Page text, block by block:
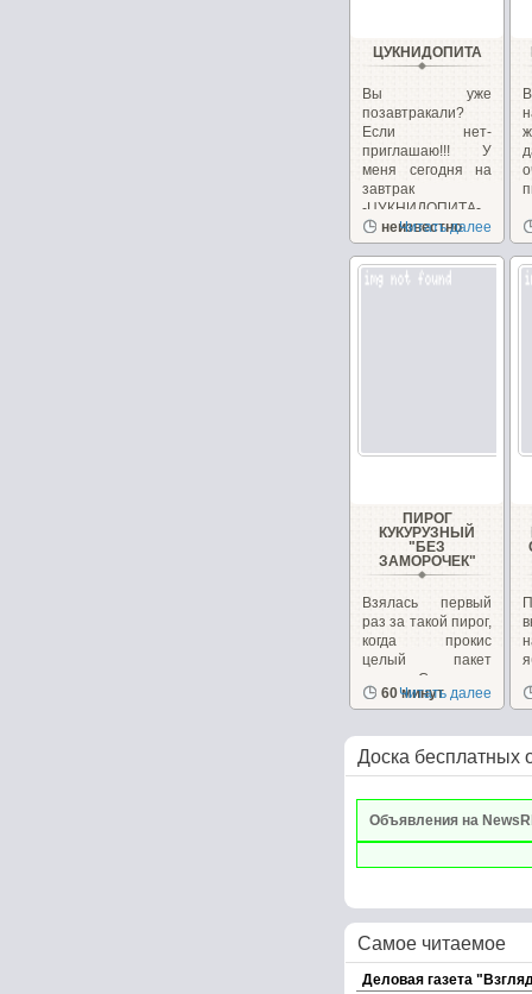
ЦУКНИДОПИТА
Вы уже
позавтракали?
Если нет-
приглашаю!!! У
меня сегодня на
завтрак
-ЦУКНИДОПИТА-...
неизвестно
Читать далее
ПИРОГ
КУКУРУЗНЫЙ
"БЕЗ
ЗАМОРОЧЕК"
Взялась первый
раз за такой пирог,
когда прокис
целый пакет
молока. Стояло в...
60 минут
Читать далее
Доска бесплатных
Объявления на
Самое читаемое